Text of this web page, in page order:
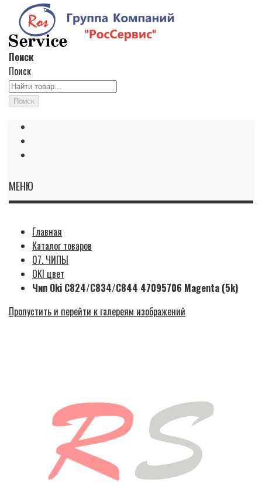
Поиск
Поиск
Поиск
МЕНЮ
Главная
Каталог товаров
07. ЧИПЫ
OKI цвет
Чип Oki C824/C834/C844 47095706 Magenta (5k)
Пропустить и перейти к галереям изображений